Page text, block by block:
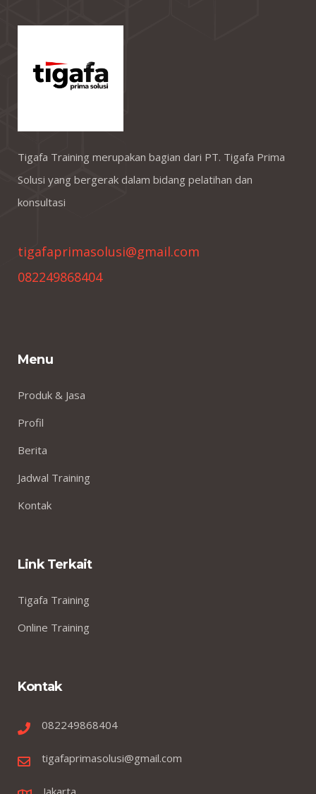
Tigafa Training merupakan bagian dari PT. Tigafa Prima
Solusi yang bergerak dalam bidang pelatihan dan
konsultasi
tigafaprimasolusi@gmail.com
082249868404
Menu
Produk & Jasa
Profil
Berita
Jadwal Training
Kontak
Link Terkait
Tigafa Training
Online Training
Kontak
082249868404
tigafaprimasolusi@gmail.com
Jakarta